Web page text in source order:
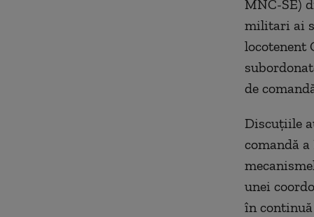
MNC-SE)
militari ai
locotenent
de
Discuţiile
comandă
unei
în continuă